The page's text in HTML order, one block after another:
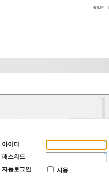
아이디
패스워드
자동로그인
사용